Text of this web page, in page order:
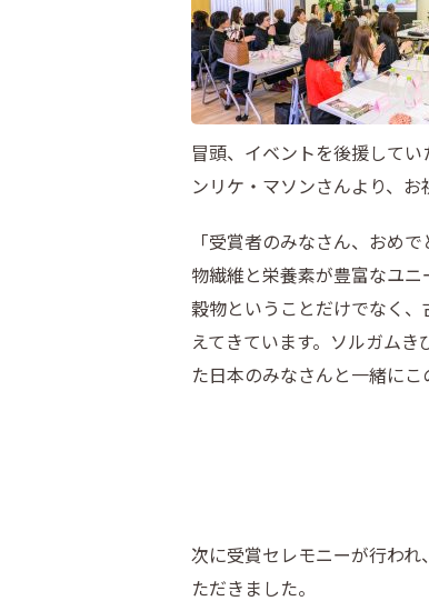
冒頭、イベントを後援して
ンリケ・マソンさんより、お
「受賞者のみなさん、おめ
物繊維と栄養素が豊富なユ
穀物ということだけでなく
えてきています。ソルガム
た日本のみなさんと一緒に
次に受賞セレモニーが行わ
ただきました。